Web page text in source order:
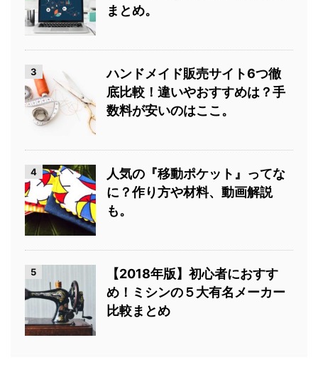
まとめ。
3
ハンドメイド販売サイト6つ徹
底比較！違いやおすすめは？手
数料が安いのはここ。
4
人気の『移動ポケット』ってな
に？作り方や材料、動画解説
も。
5
【2018年版】初心者におすす
め！ミシンの５大有名メーカー
比較まとめ